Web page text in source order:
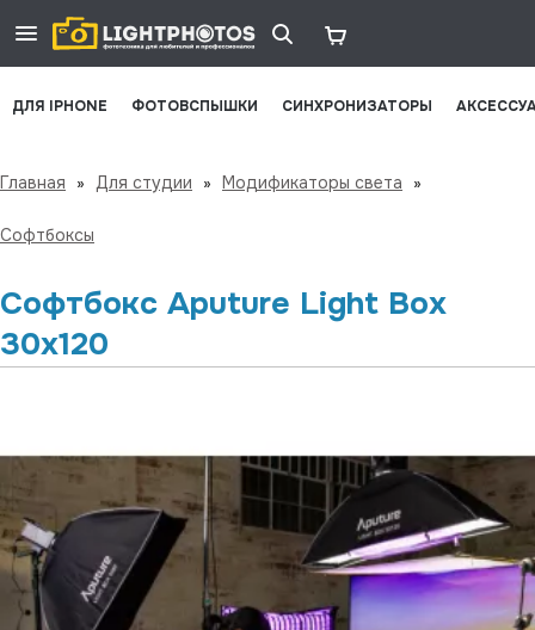
ДЛЯ IPHONE ФОТОВСПЫШКИ СИНХРОНИЗАТОРЫ
Главная » Для студии » Модификаторы света »
Софтбоксы
Софтбокс Aputure Light Box
30x120